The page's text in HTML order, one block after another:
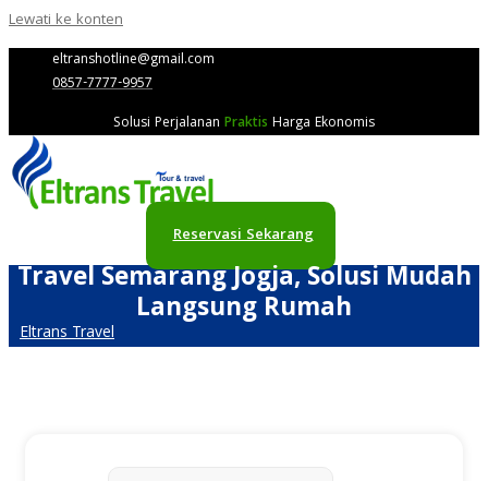
Lewati ke konten
eltranshotline@gmail.com
0857-7777-9957
Solusi Perjalanan Praktis Harga Ekonomis
Reservasi Sekarang
Travel Semarang Jogja, Solusi Mudah
Langsung Rumah
Eltrans Travel